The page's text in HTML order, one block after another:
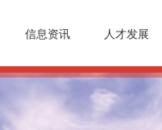
信息资讯 人才发展